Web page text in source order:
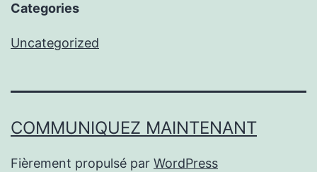
Categories
Uncategorized
COMMUNIQUEZ MAINTENANT
Fièrement propulsé par WordPress